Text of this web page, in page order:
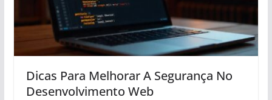
Dicas Para Melhorar A Segurança No
Desenvolvimento Web